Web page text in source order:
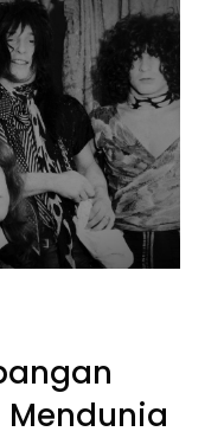
Mendunia